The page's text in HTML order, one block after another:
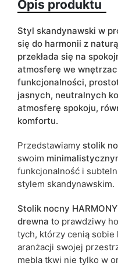
Kolorystyka
Szuflady
ean13
Termin dostawy:
możliwe są tolerancje
Opis produktu
Styl skandynawski w
się do harmonii z
przekłada się na
atmosferę we
funkcjonalności,
jasnych, neutralnych
atmosferę spokoju,
komfortu.
Przedstawiamy stolik
swoim
funkcjonalność i
stylem skandynawskim.
Stolik nocny HARMONY
drewna to prawdziwy
tych, którzy cenią
aranżacji swojej
mebla tkwi nie tylko w